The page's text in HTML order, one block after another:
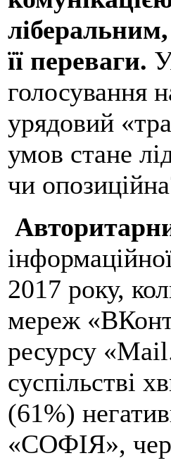
її переваги.
голосування
урядовий
умов стане
чи
2017 року,
мереж
ресурсу
суспільстві
(61%)
«СОФІЯ»,